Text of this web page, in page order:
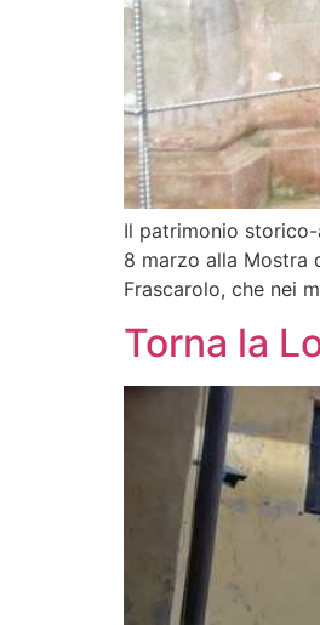
Il patrimonio
8 marzo alla Mostra
Frascarolo, che nei
Torna la